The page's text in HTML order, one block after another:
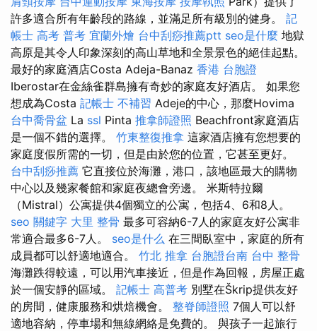
許多適合所有年齡段的路線，並滿足所有級別的健身。 記
帳士 高考 普考 宜蘭外燴 台中刮痧推薦ptt seo是什麼 地獄
高原是其令人印象深刻的高山草地和全景景色的絕佳起點。
最好的家庭酒店Costa Adeja-Banaz 香港 台胞證
Iberostar在金絲雀群島擁有奇妙的家庭友好酒店。 如果您
想成為Costa 記帳士 不補習 Adeje的中心，那麼Hovima
台中喬骨盆 La ssl Pinta 推拿師證照 Beachfront家庭酒店
是一個不錯的選擇。 竹東整復推拿 這家酒店擁有您想要的
家庭度假所需的一切，但是由於您的位置，它甚至更好。
台中刮痧推薦 它直接位於海灘，港口，該地區最大的購物
中心以及幾家餐館和家庭夜總會旁邊。 米斯特拉爾
（Mistral）公寓提供4個獨立的公寓，包括4、6和8人。
seo 關鍵字 大里 整骨 最多可容納6-7人的家庭友好公寓非
常適合最多6-7人。 seo是什么 在三間臥室中，家庭的所有
成員都可以舒適地適合。 竹北 推拿 台胞證台南 台中 整骨
海灘跌得較遠，可以用汽車接近，但是作為回報，房屋正處
於一個安靜的區域。 記帳士 高普考 別墅在Škrip提供友好
的房間，健康服務和烘焙機會。 整脊師證照 7個人可以舒
適地容納，停車場和無線網絡是免費的。 與孩子一起旅行